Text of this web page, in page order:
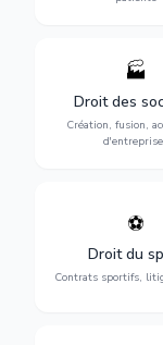
🏭
Droit des
Création, fusion,
Structuration
société :
acquisition,
⚽
Droit du
Contrats sportifs,
Expertise en
transferts,